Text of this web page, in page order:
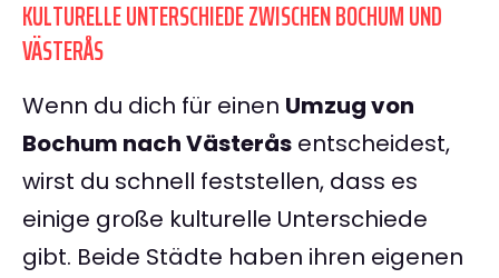
KULTURELLE UNTERSCHIEDE ZWISCHEN BOCHUM UND
VÄSTERÅS
Wenn du dich für einen Umzug von
Bochum nach Västerås entscheidest,
wirst du schnell feststellen, dass es
einige große kulturelle Unterschiede
gibt. Beide Städte haben ihren eigenen